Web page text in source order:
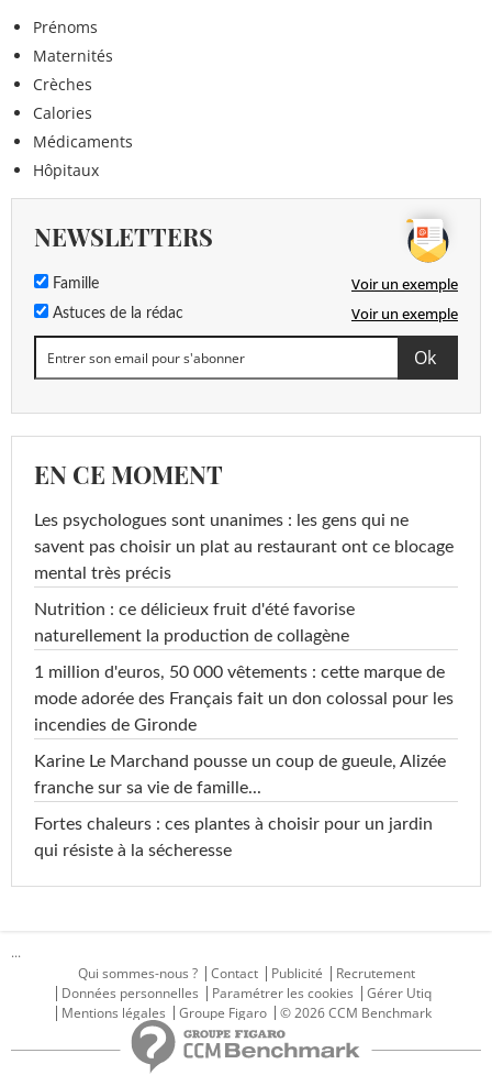
Prénoms
Maternités
Crèches
Calories
Médicaments
Hôpitaux
NEWSLETTERS
Famille Voir un exemple
Astuces de la rédac Voir un exemple
EN CE MOMENT
Les psychologues sont unanimes : les gens qui ne
savent pas choisir un plat au restaurant ont ce blocage
mental très précis
Nutrition : ce délicieux fruit d'été favorise
naturellement la production de collagène
1 million d'euros, 50 000 vêtements : cette marque de
mode adorée des Français fait un don colossal pour les
incendies de Gironde
Karine Le Marchand pousse un coup de gueule, Alizée
franche sur sa vie de famille...
Fortes chaleurs : ces plantes à choisir pour un jardin
qui résiste à la sécheresse
...
Qui sommes-nous ?
Contact Publicité
Recrutement
Données personnelles
Paramétrer les cookies
Gérer Utiq
Mentions légales
Groupe Figaro © 2026 CCM Benchmark